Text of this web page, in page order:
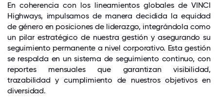
En coherencia con los lineamientos globales de VINCI
Highways, impulsamos de manera decidida la equidad
de género en posiciones de liderazgo, integrándola como
un pilar estratégico de nuestra gestión y asegurando su
seguimiento permanente a nivel corporativo. Esta gestión
se respalda en un sistema de seguimiento continuo, con
reportes mensuales que garantizan visibilidad,
trazabilidad y cumplimiento de nuestros objetivos en
diversidad.